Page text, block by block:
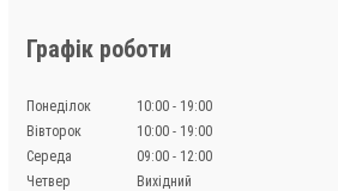
Графік роботи
Понеділок 10:00
19:00
Вівторок
10:00
19:00
Середа
09:00
12:00
Четвер
Вихідний